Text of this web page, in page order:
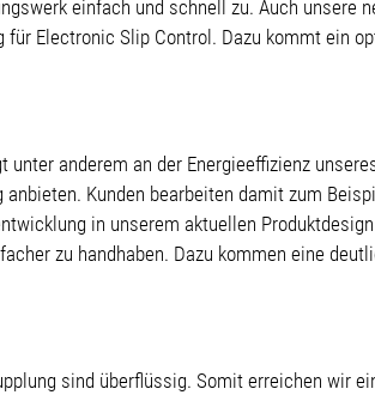
einfach und schnell zu. Auch unsere
Electronic Slip Control. Dazu kommt ein
anderem an der Energieeffizienz
Kunden bearbeiten damit zum
in unserem aktuellen
zu handhaben. Dazu kommen eine
sind überflüssig. Somit erreichen wir